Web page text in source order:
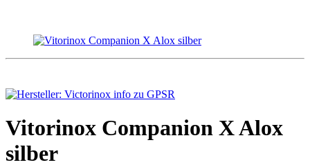
Vitorinox Companion X Alox
silber